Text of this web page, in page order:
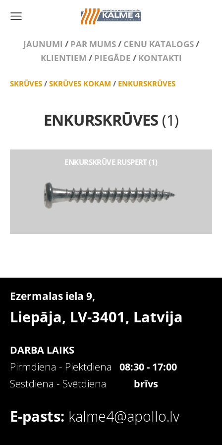
JAUNUMI / PAR MUMS/ CENU KATALOGS/
KLIENTIEM / PIEGĀDE / KONTAKTI
SKRŪVES / SKRŪVES KOKAM / ENKURSKRŪVES
ENKURSKRŪVES (1)
ENKURSKRŪVE RUSPERT (1)
Ezermalas iela 9,
Liepāja, LV-3401, Latvija
DARBA LAIKS
Pirmdiena - Piektdiena 08:30 - 17:00
Sestdiena - Svētdiena brīvs
E-pasts: kalme4@apollo.lv